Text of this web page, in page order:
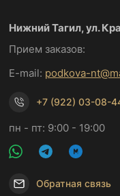
Нижний Тагил, ул.
Прием заказов:
E-mail: podkova-
+7 (922) 03-08-
пн - пт: 9:00 - 19:00
Обратная связь